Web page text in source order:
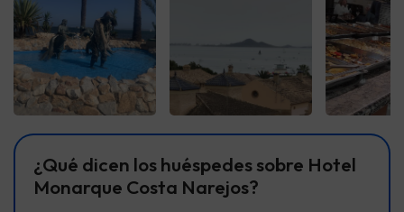
¿Qué dicen los huéspedes sobre Hotel
Monarque Costa Narejos?